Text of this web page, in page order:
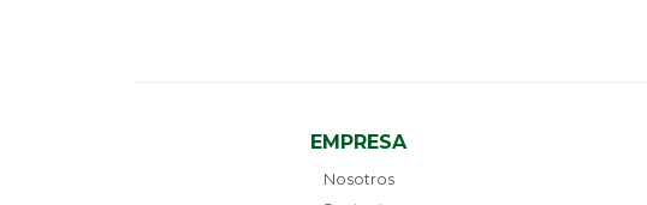
EMPRESA
Nosotros